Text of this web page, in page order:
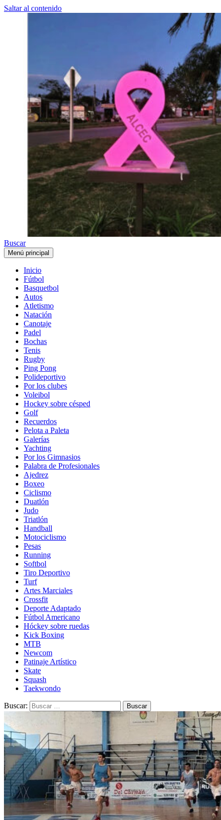
Saltar al contenido
Buscar
Menú principal
Inicio
Fútbol
Basquetbol
Autos
Atletismo
Natación
Canotaje
Padel
Bochas
Tenis
Rugby
Ping Pong
Polideportivo
Por los clubes
Voleibol
Hockey sobre césped
Golf
Recuerdos
Pelota a Paleta
Galerías
Yachting
Por los Gimnasios
Palabra de Profesionales
Ajedrez
Boxeo
Ciclismo
Duatlón
Judo
Triatlón
Handball
Motociclismo
Pesas
Running
Softbol
Tiro Deportivo
Turf
Artes Marciales
Crossfit
Deporte Adaptado
Fútbol Americano
Hóckey sobre ruedas
Kick Boxing
MTB
Newcom
Patinaje Artístico
Skate
Squash
Taekwondo
Buscar: